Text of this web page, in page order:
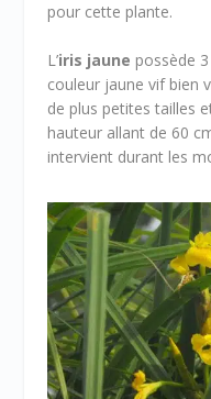
pour cette plante.
L’iris jaune possède
couleur jaune vif bien
de plus petites tailles
hauteur allant de 60
intervient durant les